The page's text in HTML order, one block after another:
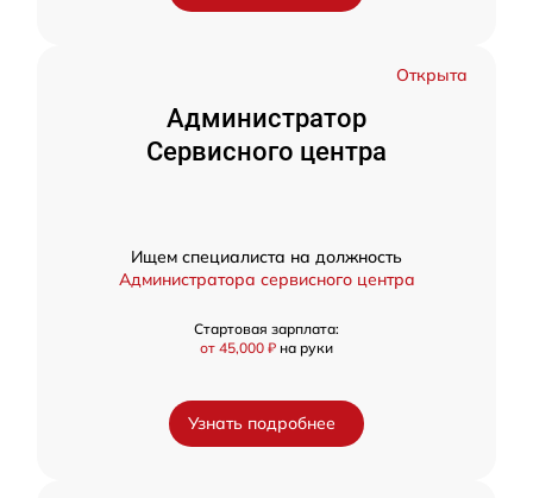
Открыта
Администратор
Сервисного центра
Ищем специалиста на должность
Администратора сервисного центра
Стартовая зарплата:
от 45,000 ₽ на руки
Узнать подробнее